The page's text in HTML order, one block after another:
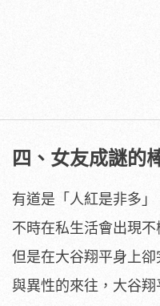
四、女友成謎的
有道是「人紅是非多」
不時在私生活會出現不
但是在大谷翔平身上
與異性的來往，大谷